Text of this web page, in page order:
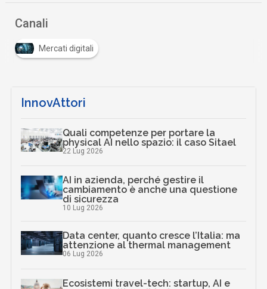
Canali
Mercati digitali
InnovAttori
Quali competenze per portare la
physical AI nello spazio: il caso Sitael
22 Lug 2026
AI in azienda, perché gestire il
cambiamento è anche una questione
di sicurezza
10 Lug 2026
Data center, quanto cresce l’Italia: ma
attenzione al thermal management
06 Lug 2026
Ecosistemi travel-tech: startup, AI e